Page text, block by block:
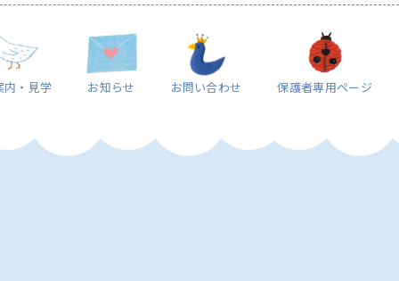
内・見学 お知らせ お問い合わせ 保護者専用ページ